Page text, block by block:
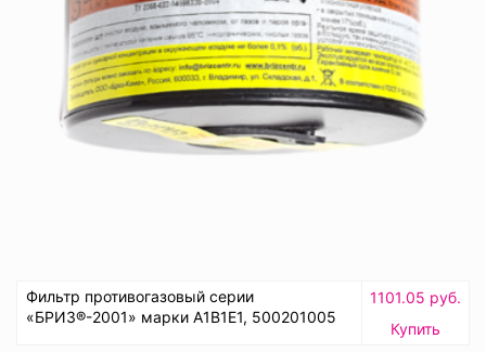
Фильтр противогазовый серии
«БРИЗ®-2001» марки А1В1Е1, 500201005
1101.05 руб.
Купить